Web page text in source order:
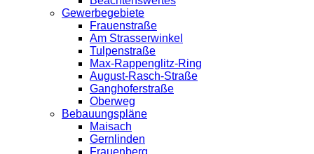
Gewerbegebiete
Frauenstraße
Am Strasserwinkel
Tulpenstraße
Max-Rappenglitz-Ring
August-Rasch-Straße
Ganghoferstraße
Oberweg
Bebauungspläne
Maisach
Gernlinden
Frauenberg